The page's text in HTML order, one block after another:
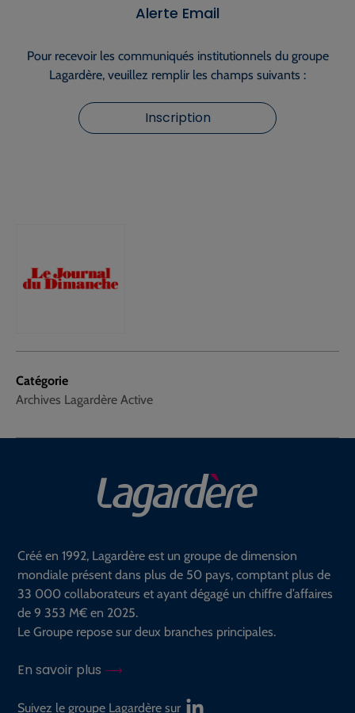
Catégorie
Archives Lagardère Active
Alerte Email
Pour recevoir les communiqués institutionnels du groupe
Lagardère, veuillez remplir les champs suivants :
Inscription
Créé en 1992, Lagardère est un groupe de dimension
mondiale présent dans plus de 50 pays, comptant plus de
33 000 collaborateurs et ayant dégagé un chiffre d’affaires
de 9 353 M€ en 2025.
Le Groupe repose sur deux branches principales.
En savoir plus
Suivez le groupe Lagardère sur